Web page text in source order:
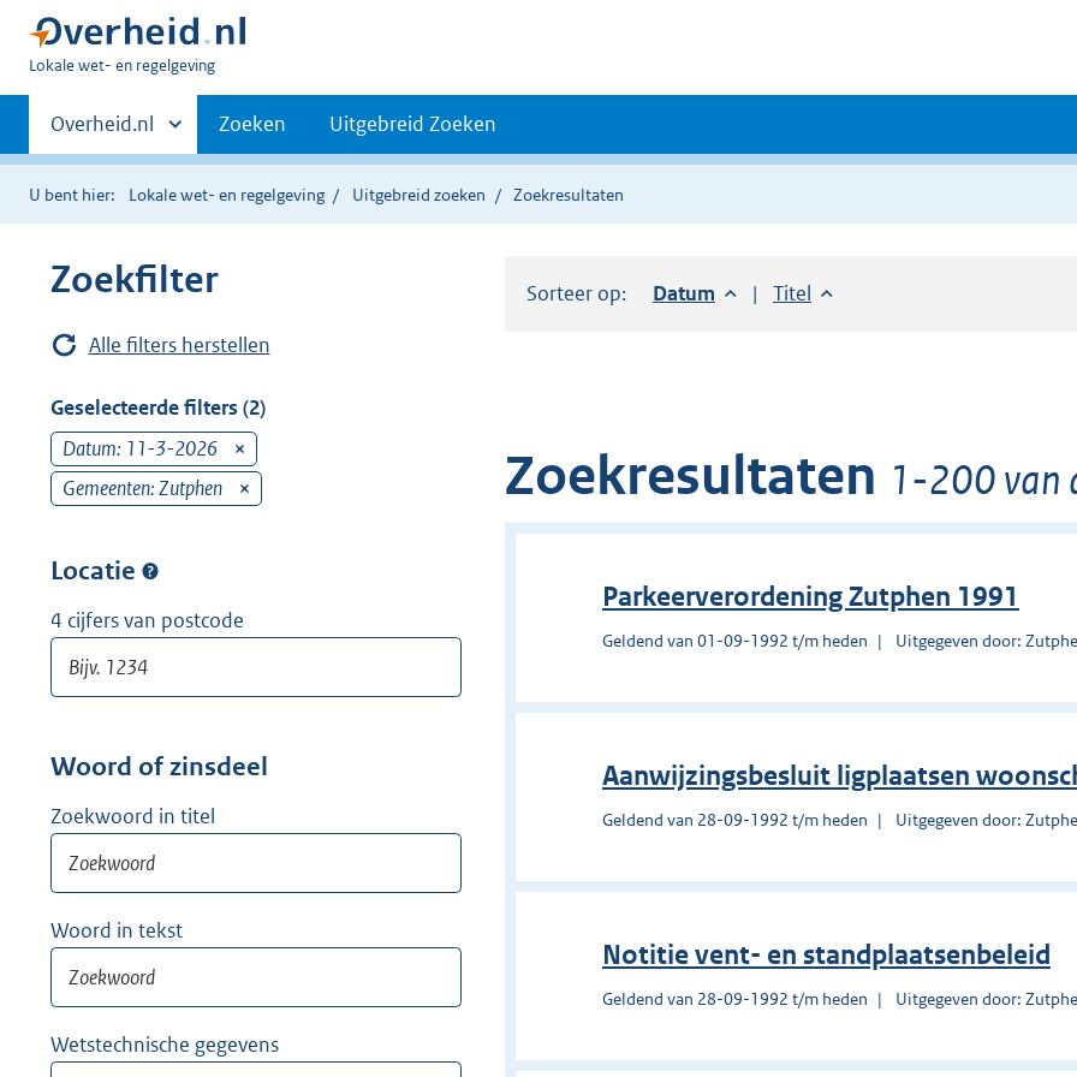
U
hier:
Lokale wet- en regelgeving
Primaire
navigatie
Andere
sites
binnen
Overheid.nl Zoeken Uitgebreid Zoeken
U bent hier: Lokale wet- en regelgeving Uitgebreid zoeken Zoekresultaten
Zoekfilter
Alle filters herstellen
Geselecteerde filters (2)
Datum: 11-3-2026
e
r
j
d
Gemeenten: Zutphen
i
Locatie
4 cijfers van postcode
Woord of zinsdeel
Zoekwoord in titel
Woord in tekst
Wetstechnische gegevens
Sorteer op: Sorteer op:
Datum aflopendSorteer op:
Titel oplopend
Zoekresultaten 1-200 van
Parkeerverordening Zutphen 1991
Geldend van 01-09-1992 t/m heden Uitgegeven door:
Aanwijzingsbesluit ligplaatsen
Geldend van 28-09-1992 t/m heden Uitgegeven door:
Notitie vent- en standplaatsenbeleid
Geldend van 28-09-1992 t/m heden Uitgegeven door: